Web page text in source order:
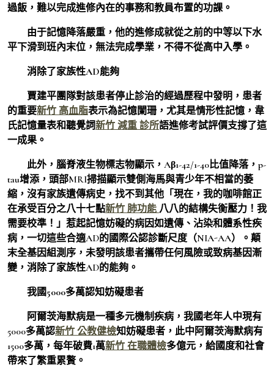
過飯，難以完成進修內在的事務和教員布置的功課。
由于記憶降落嚴重，他的進修成就從之前的中等以下水
平下滑到班內末位，無法完成學業，不得不從高中入學。
消除了家族性AD能夠
賈建平團隊對該患者停止診治的經過歷程中發明，患者
的重要新竹 高血脂表示為記憶闌珊，尤其是情形性記憶，韋
氏記憶量表和聽覺詞新竹 減重 診所語進修考試評價支撐了這
一成果。
此外，腦脊液生物標志物顯示，Aβ1-42/1-40比值降落，p-
tau增添，頭部MRI掃描顯示雙側海馬與青少年不相當的萎
縮，沒有家族遺傳病史，找不到其他「現在，我的咖啡館正
在承受百分之八十七點新竹 肺功能 八八的結構失衡壓力！我
需要校準！」惹起記憶妨礙的病因如遺傳、沾染和體系性疾
病，一切這些合適AD的國際公認診斷尺度（NIA-AA）。顛
末全基因組測序，未發明該患者攜帶任何風險或致病基因漸
變，消除了家族性AD的能夠。
我國5000多萬認知妨礙患者
阿爾茨海默病是一種多元機制疾病，我國老年人中現有
5000多萬認新竹 公教健檢知妨礙患者，此中阿爾茨海默病有
1500多萬，每年破費1萬新竹 在職體檢多億元，給國度和社會
帶來了繁重累贅。